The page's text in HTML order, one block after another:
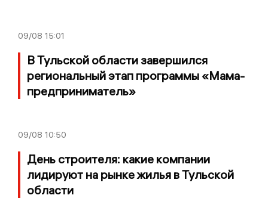
09/08 15:01
В Тульской области завершился
региональный этап программы «Мама-
предприниматель»
09/08 10:50
День строителя: какие компании
лидируют на рынке жилья в Тульской
области